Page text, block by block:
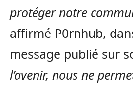
protéger notre
affirmé P0rnhub,
message publié sur
l’avenir, nous ne